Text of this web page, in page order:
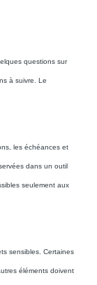
questions sur
à suivre. Le
les échéances et
dans un outil
seulement aux
sensibles. Certaines
éléments doivent